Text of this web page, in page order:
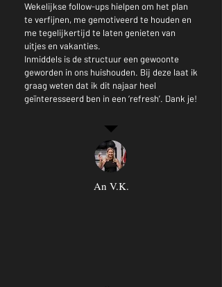
Wekelijkse follow-ups hielpen om het plan
te verfijnen, me gemotiveerd te houden en
me tegelijkertijd te laten genieten van
uitjes en vakanties.
Inmiddels is de structuur een gewoonte
geworden in ons huishouden. Bij deze laat ik
graag weten dat ik dit najaar heel
geïnteresseerd ben in een ‘refresh’. Dank je!
An V.K.